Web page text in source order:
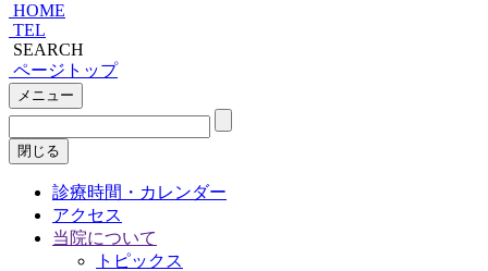
HOME
TEL
SEARCH
ページトップ
メニュー
閉じる
診療時間・カレンダー
アクセス
当院について
トピックス